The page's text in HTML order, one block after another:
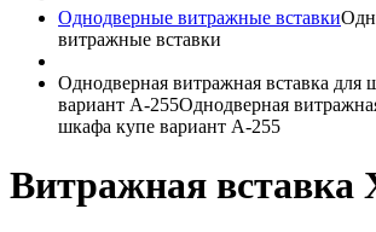
Однодверные витражные вставки
витражные вставки
Однодверная витражная вставка для
вариант A-255Однодверная
шкафа купе вариант A-255
Витражная вставка